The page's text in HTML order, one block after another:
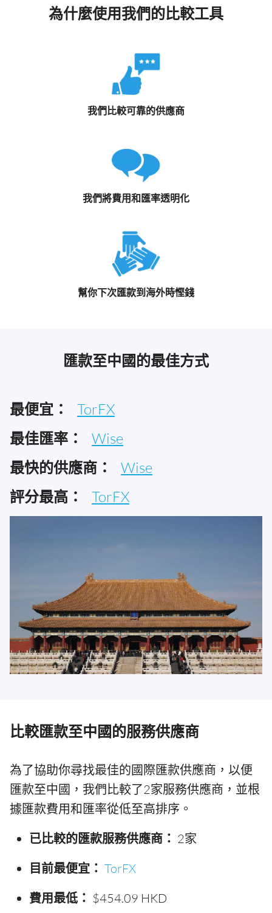
為什麼使用我們的比較工具
我們比較可靠的供應商
我們將費用和匯率透明化
幫你下次匯款到海外時慳錢
匯款至中國的最佳方式
最便宜： TorFX
最佳匯率： Wise
最快的供應商： Wise
評分最高： TorFX
比較匯款至中國的服務供應商
為了協助你尋找最佳的國際匯款供應商，以便
匯款至中國，我們比較了2家服務供應商，並根
據匯款費用和匯率從低至高排序。
已比較的匯款服務供應商： 2家
目前最便宜： TorFX
費用最低： $454.09 HKD